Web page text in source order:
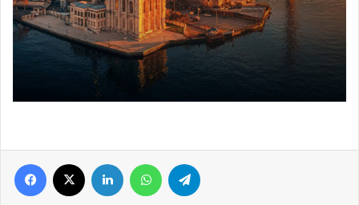
Facebook LinkedIn WhatsApp